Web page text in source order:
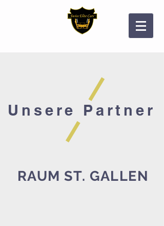
Unsere Partner
RAUM ST. GALLEN